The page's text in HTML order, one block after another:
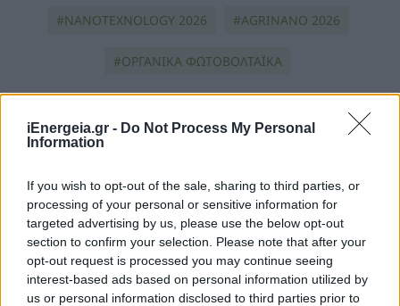
iEnergeia.gr - Do Not Process My Personal
Information
If you wish to opt-out of the sale, sharing to third parties, or
processing of your personal or sensitive information for
targeted advertising by us, please use the below opt-out
section to confirm your selection. Please note that after your
opt-out request is processed you may continue seeing
interest-based ads based on personal information utilized by
us or personal information disclosed to third parties prior to
NANOTEXNOLOGY 2026 AGRINANO 2026
ΟΡΓΑΝΙΚΑ ΦΩΤΟΒΟΛΤΑΪΚΑ
ΠΕΡΙΣΣΟΤΕΡΑ ΣΤΗΝ ΙΔΙΑ
ΚΑΤΗΓΟΡΙΑ